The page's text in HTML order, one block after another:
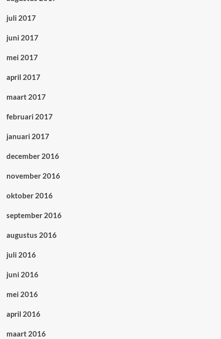
juli 2017
juni 2017
mei 2017
april 2017
maart 2017
februari 2017
januari 2017
december 2016
november 2016
oktober 2016
september 2016
augustus 2016
juli 2016
juni 2016
mei 2016
april 2016
maart 2016